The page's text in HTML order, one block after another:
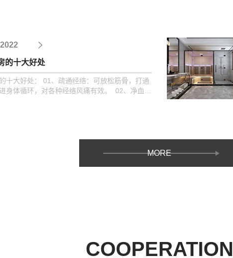
2022
的十大好处
十大好处： 01、疏通经络：可放松筋骨，打通
身体循环，对各种经络风痛有效。 02、净血排
MORE
COOPERATION